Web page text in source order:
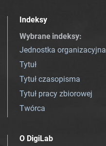
Indeksy
Wybrane indeksy:
Jednostka organizacyjna
Tytuł
Tytuł czasopisma
Tytuł pracy zbiorowej
Twórca
O DigiLab